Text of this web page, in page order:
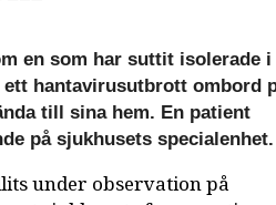
en som har suttit isolerade i
hantavirusutbrott ombord
till sina hem. En patient
på sjukhusets specialenhet.
under observation på